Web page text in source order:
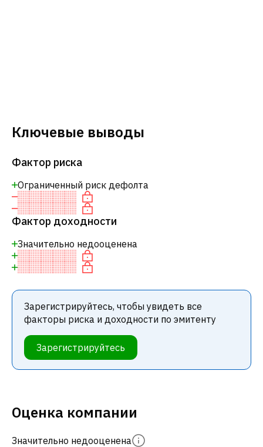
Ключевые выводы
Фактор риска
Ограниченный риск дефолта
Фактор доходности
Значительно недооценена
Зарегистрируйтесь, чтобы увидеть все
факторы риска и доходности по эмитенту
Зарегистрируйтесь
Оценка компании
Значительно недооценена